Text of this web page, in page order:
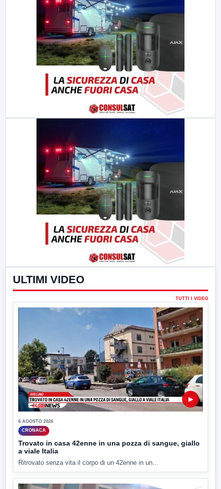
ULTIMI VIDEO
TUTTI I VIDEO
▶
6 AGOSTO 2026
CRONACA
Trovato in casa 42enne in una pozza di sangue, giallo
a viale Italia
Ritrovato senza vita il corpo di un 42enne in un...